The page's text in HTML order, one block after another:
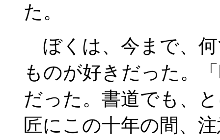
た。
ぼくは、今まで、
ものが好きだった。
だった。書道でも、
匠にこの十年の間、